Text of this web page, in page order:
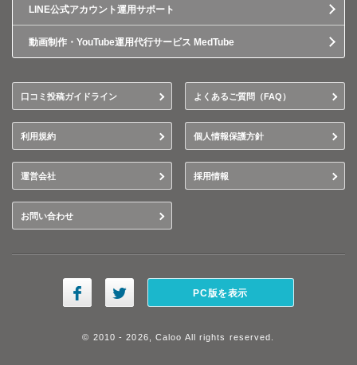
LINE公式アカウント運用サポート
動画制作・YouTube運用代行サービス MedTube
口コミ投稿ガイドライン よくあるご質問（FAQ）
利用規約 個人情報保護方針
運営会社 採用情報
お問い合わせ
PC版を表示
© 2010 - 2026, Caloo All rights reserved.